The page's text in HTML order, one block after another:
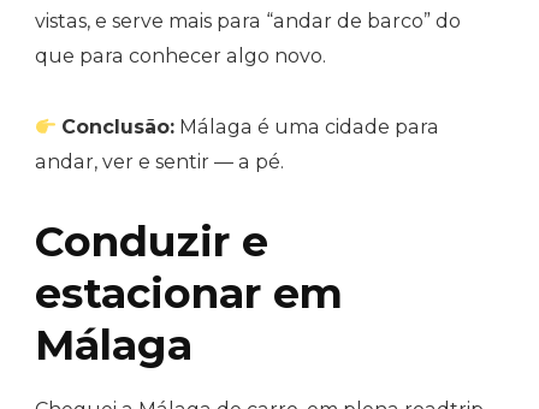
vistas, e serve mais para “andar de barco” do
que para conhecer algo novo.
Conclusão: Málaga é uma cidade para
andar, ver e sentir — a pé.
Conduzir e
estacionar em
Málaga